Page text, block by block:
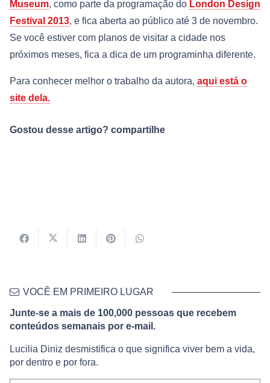
Museum, como parte da programação do London Design
Festival 2013, e fica aberta ao público até 3 de novembro.
Se você estiver com planos de visitar a cidade nos
próximos meses, fica a dica de um programinha diferente.
Para conhecer melhor o trabalho da autora, aqui está o
site dela.
Gostou desse artigo? compartilhe
VOCÊ EM PRIMEIRO LUGAR
Junte-se a mais de 100,000 pessoas que recebem
conteúdos semanais por e-mail.
Lucilia Diniz desmistifica o que significa viver bem a vida,
por dentro e por fora.